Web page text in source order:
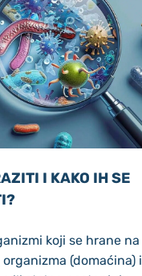
I KAKO IH SE
koji se hrane na
(domaćina) i